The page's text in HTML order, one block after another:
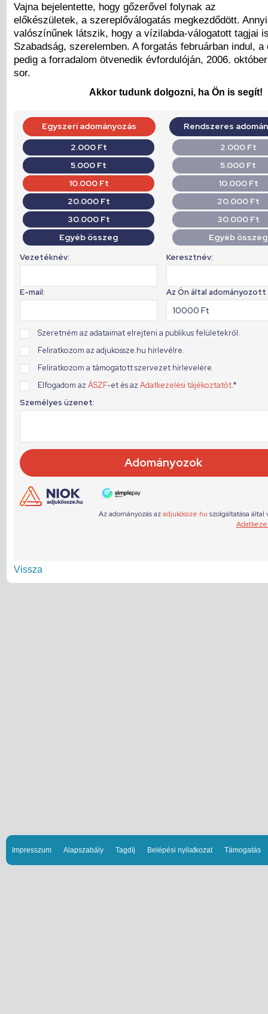
Vajna bejelentette, hogy gőzerővel folynak az
előkészületek, a szereplőválogatás megkezdődött.
valószínűnek látszik, hogy a vízilabda-válogatott tagjai
Szabadság, szerelemben. A forgatás februárban indul,
pedig a forradalom ötvenedik évfordulóján, 2006.
sor.
Akkor tudunk dolgozni, ha Ön is segít!
Vissza
Impresszum Alapszabály Tagdíj Belépési nyilatkozat Támogatás